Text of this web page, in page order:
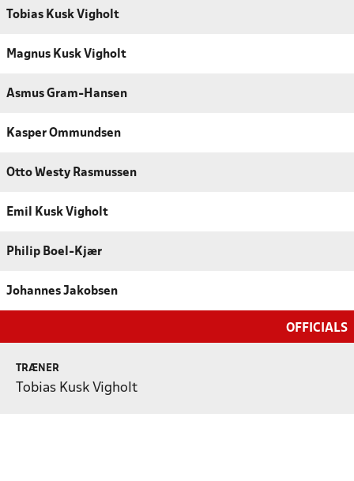
Tobias Kusk Vigholt
Magnus Kusk Vigholt
Asmus Gram-Hansen
Kasper Ommundsen
Otto Westy Rasmussen
Emil Kusk Vigholt
Philip Boel-Kjær
Johannes Jakobsen
OFFICIALS
TRÆNER
Tobias Kusk Vigholt